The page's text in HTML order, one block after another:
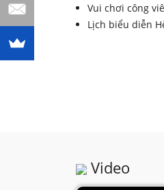
Vui chơi công
Lịch biểu diễn
Video